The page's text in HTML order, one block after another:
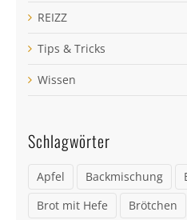
REIZZ
Tips & Tricks
Wissen
Schlagwörter
Apfel Backmischung
Brot mit Hefe
Brötchen